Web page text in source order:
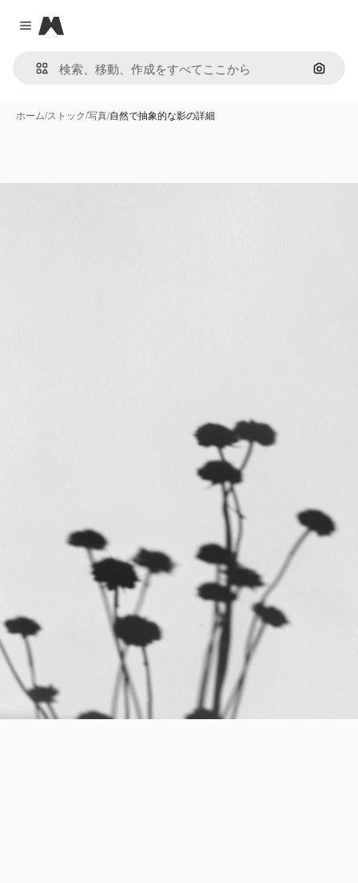
Close menu
Magnific
画像で
ホーム/ストック/写真/自然で抽象的な影の詳細